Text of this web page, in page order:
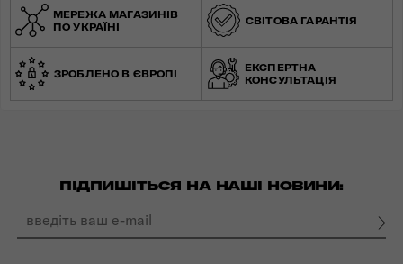
МЕРЕЖА МАГАЗИНІВ
ПО УКРАЇНІ
СВІТОВА ГАРАНТІЯ
ЗРОБЛЕНО В ЄВРОПІ
ЕКСПЕРТНА
КОНСУЛЬТАЦІЯ
ПІДПИШІТЬСЯ НА НАШІ НОВИНИ: